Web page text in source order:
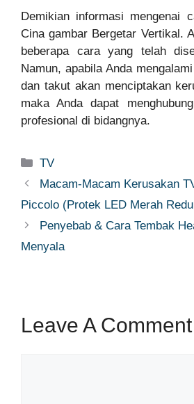
Demikian informasi mengenai
Cina gambar Bergetar Vertikal.
beberapa cara yang telah
Namun, apabila Anda
dan takut akan menciptakan
maka Anda dapat
profesional di bidangnya.
Categories
TV
Macam-Macam Kerusakan
Piccolo (Protek LED Merah
Penyebab & Cara Tembak
Menyala
Leave A Comment